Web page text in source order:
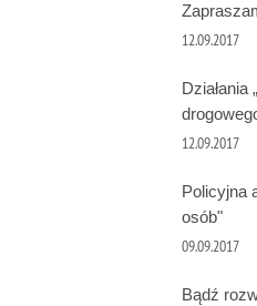
12.09.2017
12.09.2017
Policyjna
osób"
09.09.2017
Bądź